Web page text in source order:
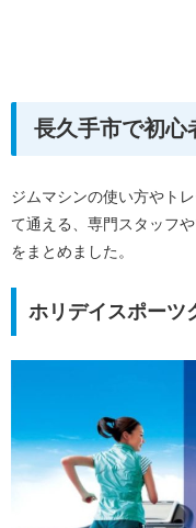
長久手市で初心
ジムマシンの使い方やト
て通える、専門スタッフ
をまとめました。
ホリデイスポーツ